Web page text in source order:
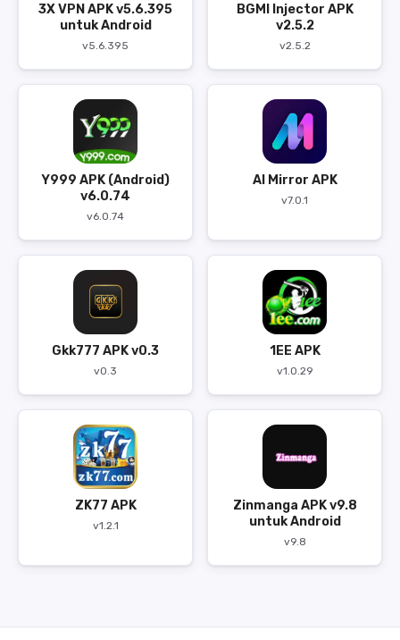
3X VPN APK v5.6.395
untuk Android
v5.6.395
BGMI Injector APK
v2.5.2
v2.5.2
Y999 APK (Android)
v6.0.74
v6.0.74
AI Mirror APK
v7.0.1
Gkk777 APK v0.3
v0.3
1EE APK
v1.0.29
ZK77 APK
v1.2.1
Zinmanga APK v9.8
untuk Android
v9.8